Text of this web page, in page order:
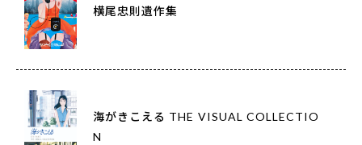
横尾忠則遺作集
海がきこえる THE VISUAL COLLECTIO
N